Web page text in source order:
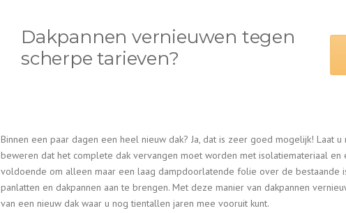
Dakpannen vernieuwen tegen
scherpe tarieven?
Binnen een paar dagen een heel nieuw dak? Ja, dat is zeer goed mogelijk! Laat
beweren dat het complete dak vervangen moet worden met isolatiemateriaal en
voldoende om alleen maar een laag dampdoorlatende folie over de bestaande
panlatten en dakpannen aan te brengen. Met deze manier van dakpannen
van een nieuw dak waar u nog tientallen jaren mee vooruit kunt.